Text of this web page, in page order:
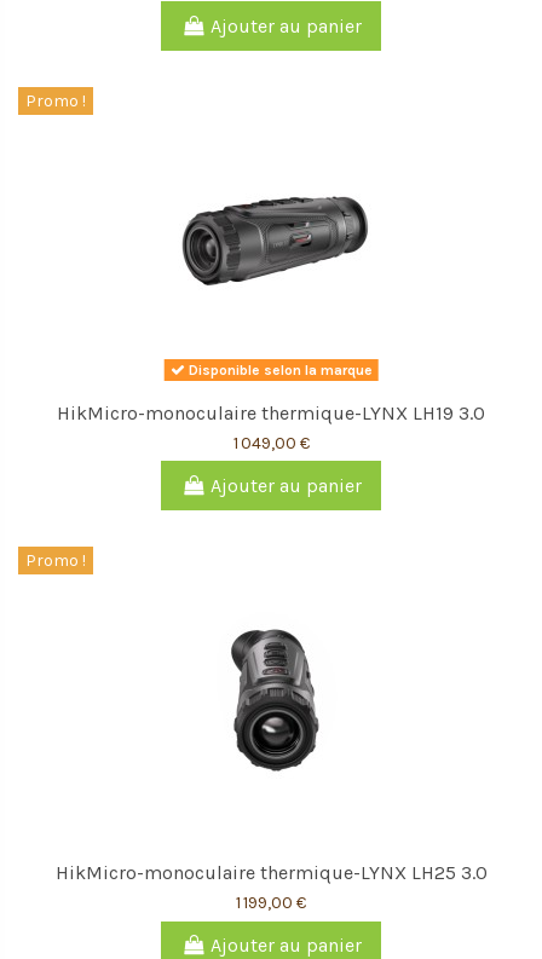
Ajouter au panier
Promo !
Disponible selon la marque
HikMicro-monoculaire thermique-LYNX LH19 3.0
1 049,00 €
Ajouter au panier
Promo !
HikMicro-monoculaire thermique-LYNX LH25 3.0
1 199,00 €
Ajouter au panier